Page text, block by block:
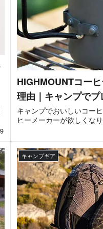
HIGHMOUNTコー
理由｜キャンプで
キャンプでおいしいコー
ヒーメーカーが欲しくな
キャンプギア